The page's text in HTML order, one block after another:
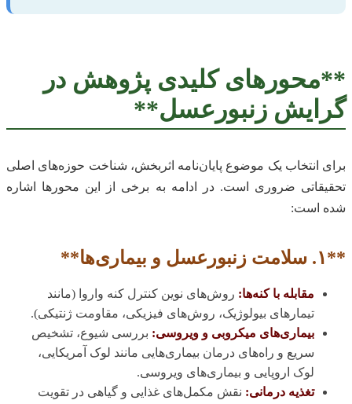
**محورهای کلیدی پژوهش در
گرایش زنبورعسل**
برای انتخاب یک موضوع پایان‌نامه اثربخش، شناخت حوزه‌های اصلی
تحقیقاتی ضروری است. در ادامه به برخی از این محورها اشاره
شده است:
**۱. سلامت زنبورعسل و بیماری‌ها**
مقابله با کنه‌ها: روش‌های نوین کنترل کنه واروا (مانند
تیمارهای بیولوژیک، روش‌های فیزیکی، مقاومت ژنتیکی).
بیماری‌های میکروبی و ویروسی: بررسی شیوع، تشخیص
سریع و راه‌های درمان بیماری‌هایی مانند لوک آمریکایی،
لوک اروپایی و بیماری‌های ویروسی.
تغذیه درمانی: نقش مکمل‌های غذایی و گیاهی در تقویت